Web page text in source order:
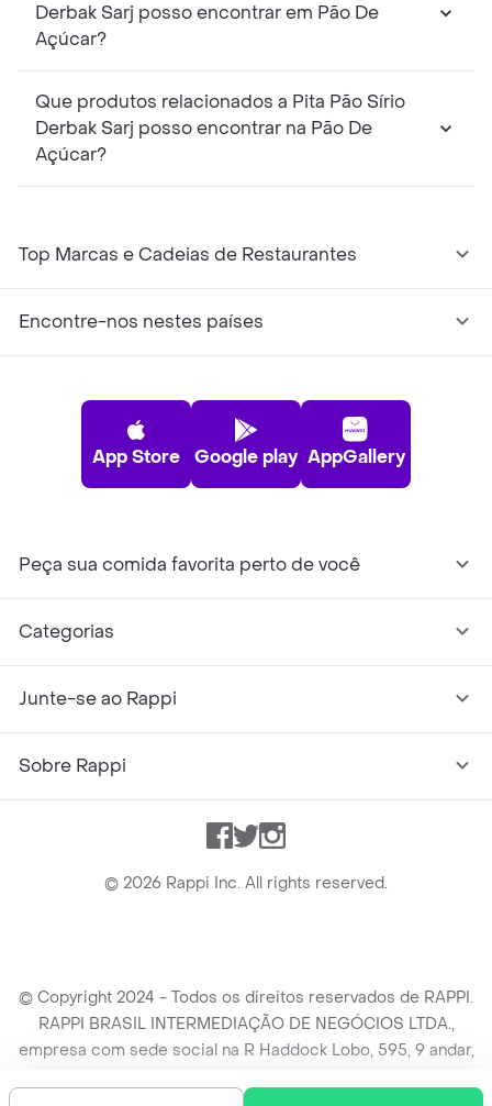
Derbak Sarj posso encontrar em Pão De
Açúcar?
Que produtos relacionados a Pita Pão Sírio
Derbak Sarj posso encontrar na Pão De
Açúcar?
Top Marcas e Cadeias de Restaurantes
Encontre-nos nestes países
App Store Google play AppGallery
Peça sua comida favorita perto de você
Categorias
Junte-se ao Rappi
Sobre Rappi
Facebook
TwitterInstagram
© 2026 Rappi Inc. All rights reserved.
© Copyright 2024 - Todos os direitos reservados de RAPPI.
RAPPI BRASIL INTERMEDIAÇÃO DE NEGÓCIOS LTDA.,
empresa com sede social na R Haddock Lobo, 595, 9 andar,